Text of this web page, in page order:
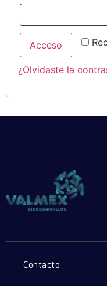
Acceso
¿Olvidaste la
Contacto